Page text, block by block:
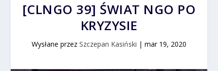
[CLNGO 39] ŚWIAT NGO PO
KRYZYSIE
Wysłane przez Szczepan Kasiński | mar 19, 2020